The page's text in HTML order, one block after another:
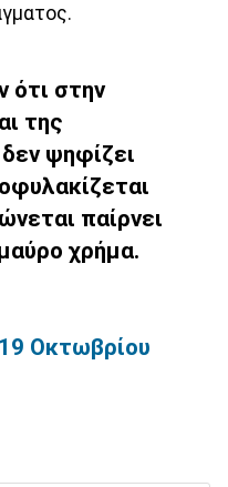
ότι στην
της
ψηφίζει
παίρνει
χρήμα.
19 Οκτωβρίου